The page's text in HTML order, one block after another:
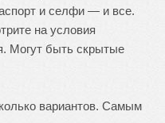
и селфи — и все.
на условия
Могут быть скрытые
вариантов. Самым